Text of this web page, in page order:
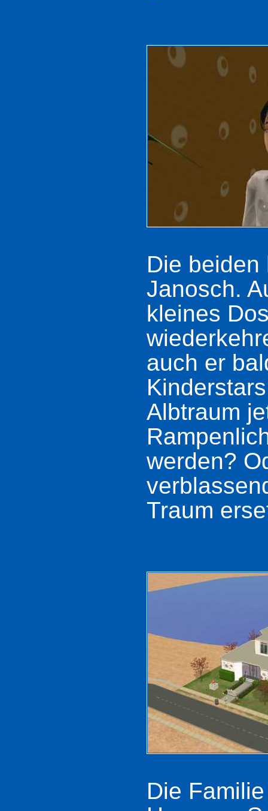
Die
Janosch.
kleines
auch er
Albtraum
werden?
Traum
Die